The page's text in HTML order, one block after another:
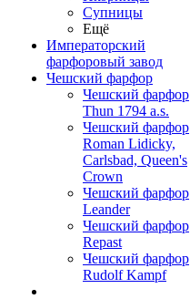
Супницы
Ещё
Императорский
фарфоровый завод
Чешский фарфор
Чешский фарфор
Thun 1794 a.s.
Чешский фарфор
Roman Lidicky,
Carlsbad, Queen's
Crown
Чешский фарфор
Leander
Чешский фарфор
Repast
Чешский фарфор
Rudolf Kampf